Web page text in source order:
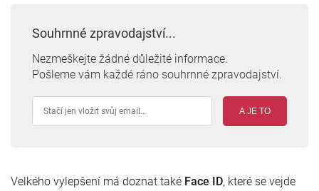
Souhrnné zpravodajství...
Nezmeškejte žádné důležité informace.
Pošleme vám každé ráno souhrnné zpravodajství.
A JE TO
Velkého vylepšení má doznat také Face ID, které se vejde